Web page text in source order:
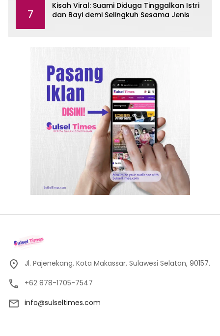
7
Kisah Viral: Suami Diduga Tinggalkan Istri
dan Bayi demi Selingkuh Sesama Jenis
Jl. Pajenekang, Kota Makassar, Sulawesi Selatan, 90157.
+62 878-1705-7547
info@sulseltimes.com